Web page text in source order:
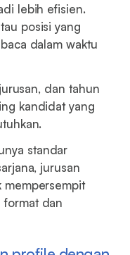
lebih efisien.
posisi yang
dalam waktu
dan tahun
kandidat yang
standar
jurusan
mempersempit
format dan